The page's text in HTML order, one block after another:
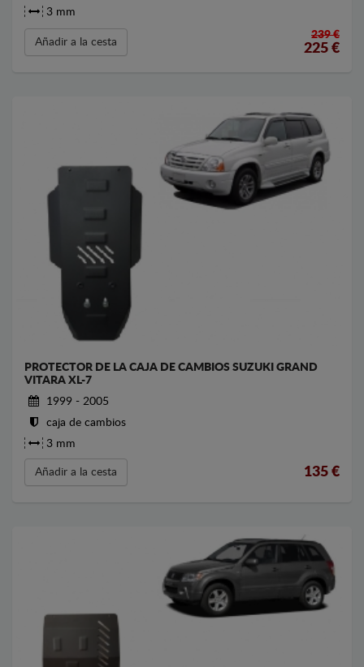
3 mm
Añadir a la cesta
239 €
225 €
PROTECTOR DE LA CAJA DE CAMBIOS SUZUKI GRAND
VITARA XL-7
1999 - 2005
caja de cambios
3 mm
Añadir a la cesta 135 €